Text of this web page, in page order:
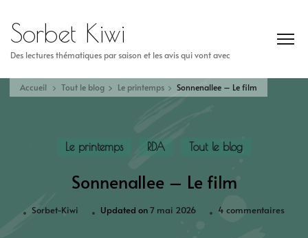
Sorbet Kiwi
Des lectures thématiques par saison et les avis qui vont avec
Accueil Tout le blog Le printemps Sonnenallee – Le film
Le printemps RDA Tout le blog
Sonnenallee – Le film
Sorbet-Kiwi Updated on7 mai 2026 4 commentaires